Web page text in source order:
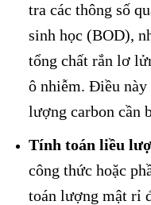
tra các thông số
sinh học (BOD),
tổng chất rắn lơ
ô nhiễm. Điều
lượng carbon cần
Tính toán liều
công thức hoặc
toán lượng mật rỉ